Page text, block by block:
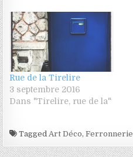
Rue de la Tirelire
3 septembre 2016
Dans "Tirelire, rue de la"
Tagged Art Déco,Ferronnerie